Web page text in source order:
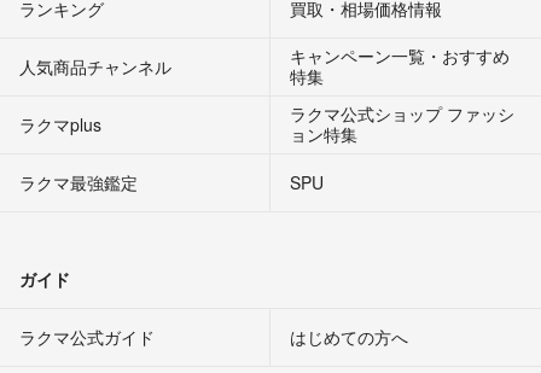
ランキング 買取・相場価格情報
人気商品チャンネル
キャンペーン一覧・おすすめ
特集
ラクマplus
ラクマ公式ショップ ファッシ
ョン特集
ラクマ最強鑑定
SPU
ガイド
ラクマ公式ガイド はじめての方へ